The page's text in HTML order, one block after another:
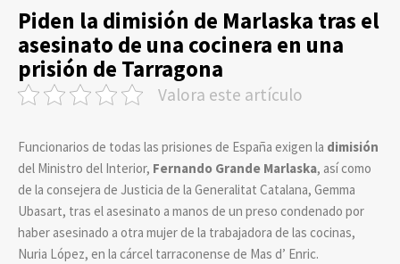
Piden la dimisión de Marlaska tras el
asesinato de una cocinera en una
prisión de Tarragona
Valora este artículo
Funcionarios de todas las prisiones de España exigen la dimisión
del Ministro del Interior, Fernando Grande Marlaska, así como
de la consejera de Justicia de la Generalitat Catalana, Gemma
Ubasart, tras el asesinato a manos de un preso condenado por
haber asesinado a otra mujer de la trabajadora de las cocinas,
Nuria López, en la cárcel tarraconense de Mas d’ Enric.